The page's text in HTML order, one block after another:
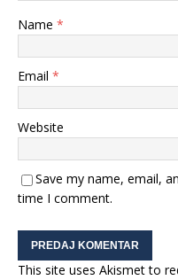
Name *
Email *
Website
Save my name, email,
time I comment.
This site uses Akismet to